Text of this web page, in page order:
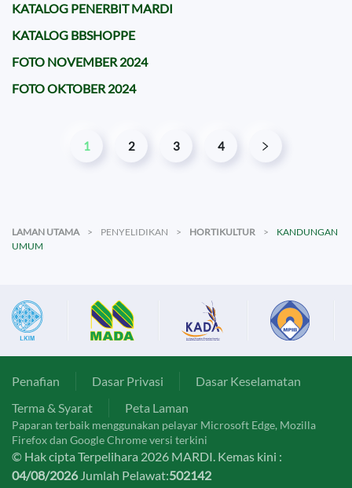
KATALOG PENERBIT MARDI
KATALOG BBSHOPPE
FOTO NOVEMBER 2024
FOTO OKTOBER 2024
1 2 3 4
LAMAN UTAMA PENYELIDIKAN HORTIKULTUR
KANDUNGAN
UMUM
Penafian Dasar Privasi
Dasar Keselamatan
Terma & Syarat
Peta Laman
Paparan terbaik menggunakan pelayar Microsoft Edge, Mozilla
Firefox dan Google Chrome versi terkini
© Hak cipta Terpelihara 2026 MARDI. Kemas kini :
04/08/2026Jumlah Pelawat:502142